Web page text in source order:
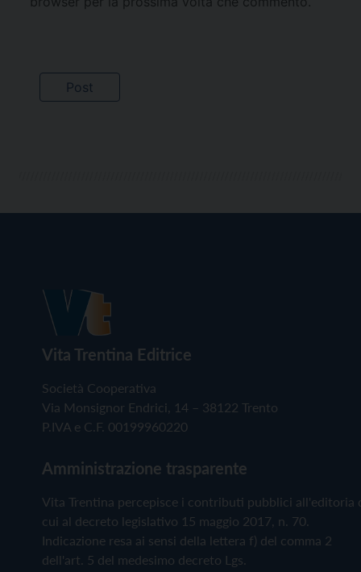
Vita Trentina Editrice
Società Cooperativa
Via Monsignor Endrici, 14 – 38122 Trento
P.IVA e C.F. 00199960220
Amministrazione trasparente
Vita Trentina percepisce i contributi pubblici all'editoria
cui al decreto legislativo 15 maggio 2017, n. 70.
Indicazione resa ai sensi della lettera f) del comma 2
dell'art. 5 del medesimo decreto Lgs.